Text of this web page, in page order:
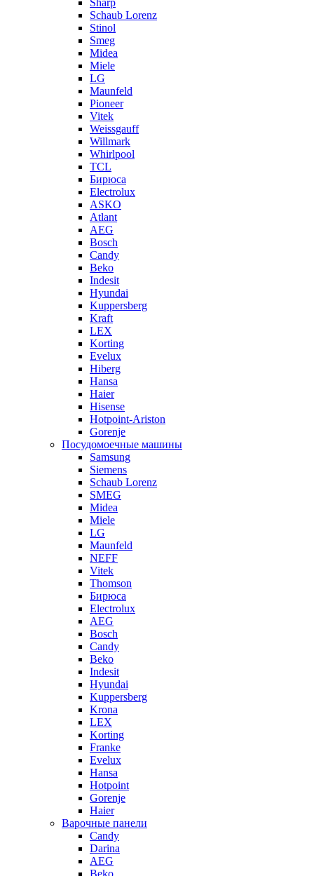
Sharp
Schaub Lorenz
Stinol
Smeg
Midea
Miele
LG
Maunfeld
Pioneer
Vitek
Weissgauff
Willmark
Whirlpool
TCL
Бирюса
Electrolux
ASKO
Atlant
AEG
Bosch
Candy
Beko
Indesit
Hyundai
Kuppersberg
Kraft
LEX
Korting
Evelux
Hiberg
Hansa
Haier
Hisense
Hotpoint-Ariston
Gorenje
Посудомоечные машины
Samsung
Siemens
Schaub Lorenz
SMEG
Midea
Miele
LG
Maunfeld
NEFF
Vitek
Thomson
Бирюса
Electrolux
AEG
Bosch
Candy
Beko
Indesit
Hyundai
Kuppersberg
Krona
LEX
Korting
Franke
Evelux
Hansa
Hotpoint
Gorenje
Haier
Варочные панели
Candy
Darina
AEG